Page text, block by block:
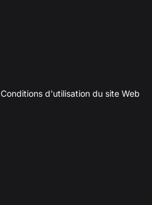
Conditions d'utilisation du site Web